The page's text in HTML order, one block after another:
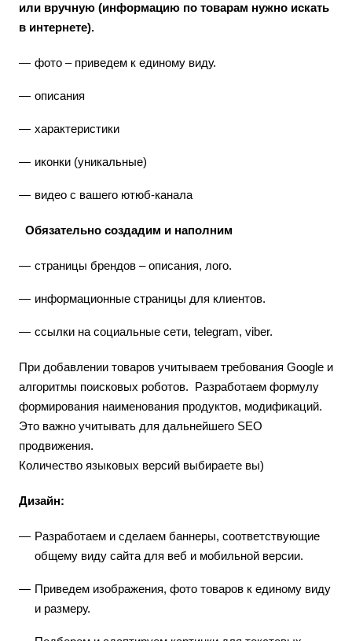
или вручную (информацию по товарам нужно искать
в интернете).
фото – приведем к единому виду.
описания
характеристики
иконки (уникальные)
видео с вашего ютюб-канала
Обязательно создадим и наполним
страницы брендов – описания, лого.
информационные страницы для клиентов.
ссылки на социальные сети, telegram, viber.
При добавлении товаров учитываем требования Google и
алгоритмы поисковых роботов. Разработаем формулу
формирования наименования продуктов, модификаций.
Это важно учитывать для дальнейшего SEO
продвижения.
Количество языковых версий выбираете вы)
Дизайн:
Разработаем и сделаем баннеры, соответствующие
общему виду сайта для веб и мобильной версии.
Приведем изображения, фото товаров к единому виду
и размеру.